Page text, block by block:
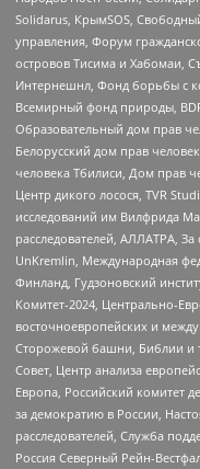
Solidarus, КрымSOS,
управления, Форум
островов Тисима и Хабомаи,
Интернешнл, Фонд борьбы с
Всемирный фонд природы,
Образовательный дом прав
Белорусский дом прав
человека Тбилиси, Дом прав
Центр дикого лосося, TVR
исследований им Вилфрида
расследователей, АЛЛАТРА,
UnKremlin, Международная
Финланд, Гудзоновский
Комитет-2024, Центрально-
восточноевропейских и
Сторожевой башни, Библии и
Совет, Центр анализа
Европа, Российский комитет
за демократию в России,
расследователей, Служба
Россия Северный Рейн-